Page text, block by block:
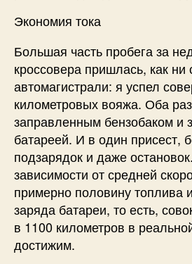
Экономия тока
Большая часть пробега за
кроссовера пришлась, как ни
автомагистрали: я успел
километровых вояжа. Оба
заправленным бензобаком и
батареей. И в один присест,
подзарядок и даже
зависимости от средней
примерно половину топлива
заряда батареи, то есть,
в 1100 километров в
достижим.